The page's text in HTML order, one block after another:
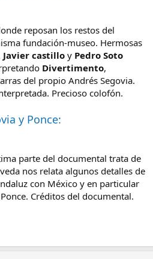
reposan los restos del
fundación-museo. Hermosas
Javier castillo y Pedro Soto
Divertimento,
del propio Andrés Segovia.
Precioso colofón.
y Ponce:
parte del documental trata de
nos relata algunos detalles de
con México y en particular
Créditos del documental.